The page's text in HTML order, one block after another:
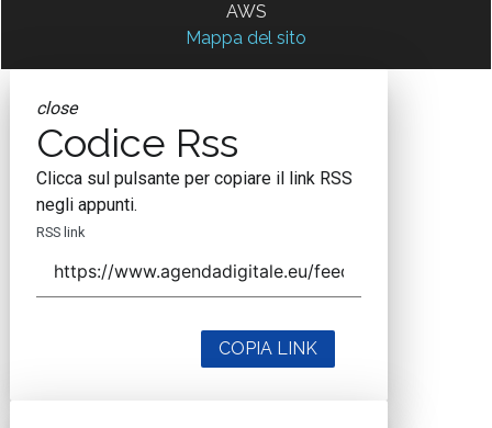
AWS
Mappa del sito
close
Codice Rss
Clicca sul pulsante per copiare il link RSS
negli appunti.
RSS link
COPIA LINK